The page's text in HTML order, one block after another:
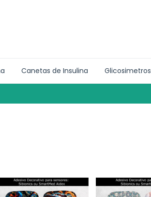
Canetas de Insulina Glicosimetros